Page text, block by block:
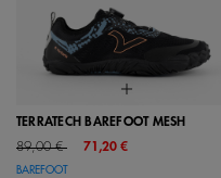
TERRATECH BAREFOOT MESH
Price reduced from
89,00 €to 71,20 €
BAREFOOT